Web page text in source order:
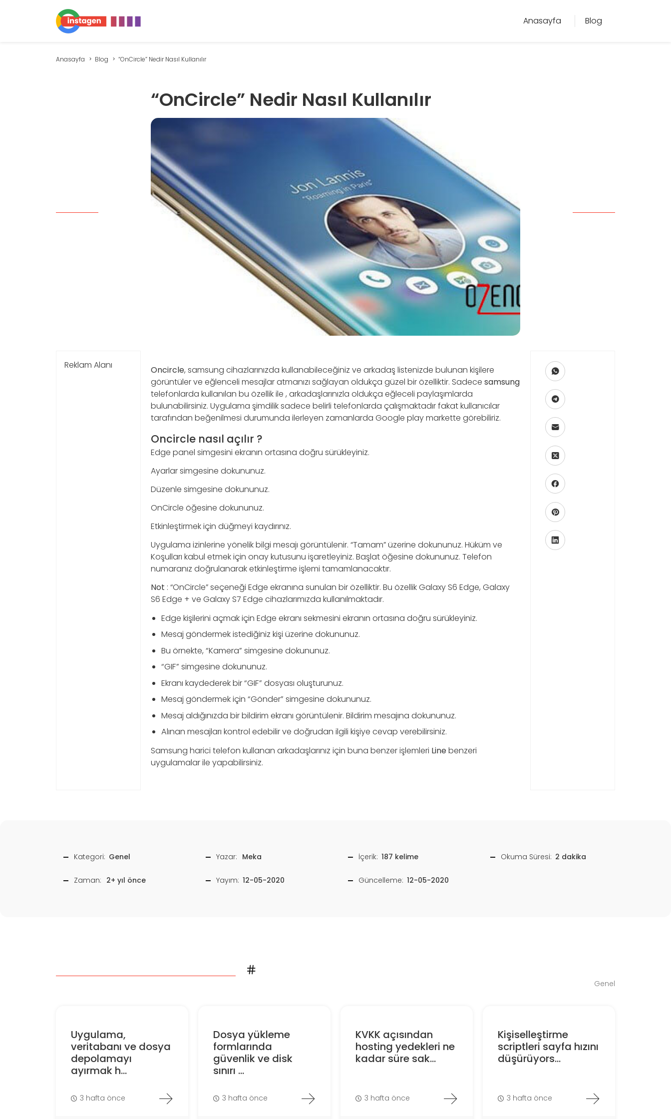
Anasayfa Blog
Anasayfa Blog “OnCircle” Nedir Nasıl Kullanılır
“OnCircle” Nedir Nasıl Kullanılır
Reklam Alanı Oncircle, samsung cihazlarınızda kullanabileceğiniz ve arkadaş listenizde bulunan kişilere
görüntüler ve eğlenceli mesajlar atmanızı sağlayan oldukça güzel bir özelliktir. Sadece samsung
telefonlarda kullanılan bu özellik ile , arkadaşlarınızla oldukça eğleceli paylaşımlarda
bulunabilirsiniz. Uygulama şimdilik sadece belirli telefonlarda çalışmaktadır fakat kullanıcılar
tarafından beğenilmesi durumunda ilerleyen zamanlarda Google play markette görebiliriz.
Oncircle nasıl açılır ?
Edge panel simgesini ekranın ortasına doğru sürükleyiniz.
Ayarlar simgesine dokununuz.
Düzenle simgesine dokununuz.
OnCircle öğesine dokununuz.
Etkinleştirmek için düğmeyi kaydırınız.
Uygulama izinlerine yönelik bilgi mesajı görüntülenir. “Tamam” üzerine dokununuz. Hüküm ve
Koşulları kabul etmek için onay kutusunu işaretleyiniz. Başlat öğesine dokununuz. Telefon
numaranız doğrulanarak etkinleştirme işlemi tamamlanacaktır.
Not : “OnCircle” seçeneği Edge ekranına sunulan bir özelliktir. Bu özellik Galaxy S6 Edge, Galaxy
S6 Edge + ve Galaxy S7 Edge cihazlarımızda kullanılmaktadır.
Edge kişilerini açmak için Edge ekranı sekmesini ekranın ortasına doğru sürükleyiniz.
Mesaj göndermek istediğiniz kişi üzerine dokununuz.
Bu örnekte, “Kamera” simgesine dokununuz.
“GIF” simgesine dokununuz.
Ekranı kaydederek bir “GIF” dosyası oluşturunuz.
Mesaj göndermek için “Gönder” simgesine dokununuz.
Mesaj aldığınızda bir bildirim ekranı görüntülenir. Bildirim mesajına dokununuz.
Alınan mesajları kontrol edebilir ve doğrudan ilgili kişiye cevap verebilirsiniz.
Samsung harici telefon kullanan arkadaşlarınız için buna benzer işlemleri Linebenzeri
uygulamalar ile yapabilirsiniz.
Kategori: Genel Yazar: Meka İçerik: 187 kelime Okuma Süresi: 2 dakika
Zaman: 2+ yıl önce Yayım: 12-05-2020 Güncelleme: 12-05-2020
Genel
Uygulama,
veritabanı ve dosya
depolamayı
ayırmak h...
3 hafta önce
Dosya yükleme
formlarında
güvenlik ve disk
sınırı ...
3 hafta önce
KVKK açısından
hosting yedekleri ne
kadar süre sak...
3 hafta önce
Kişiselleştirme
scriptleri sayfa hızını
düşürüyors...
3 hafta önce